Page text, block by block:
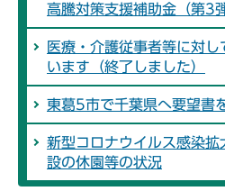
高騰対策支援補助金（第3
医療・介護従事者等に対
います（終了しました）
東葛5市で千葉県へ要望書
新型コロナウイルス感染
設の休園等の状況